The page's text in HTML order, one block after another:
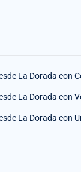
La Dorada con
La Dorada con
La Dorada con